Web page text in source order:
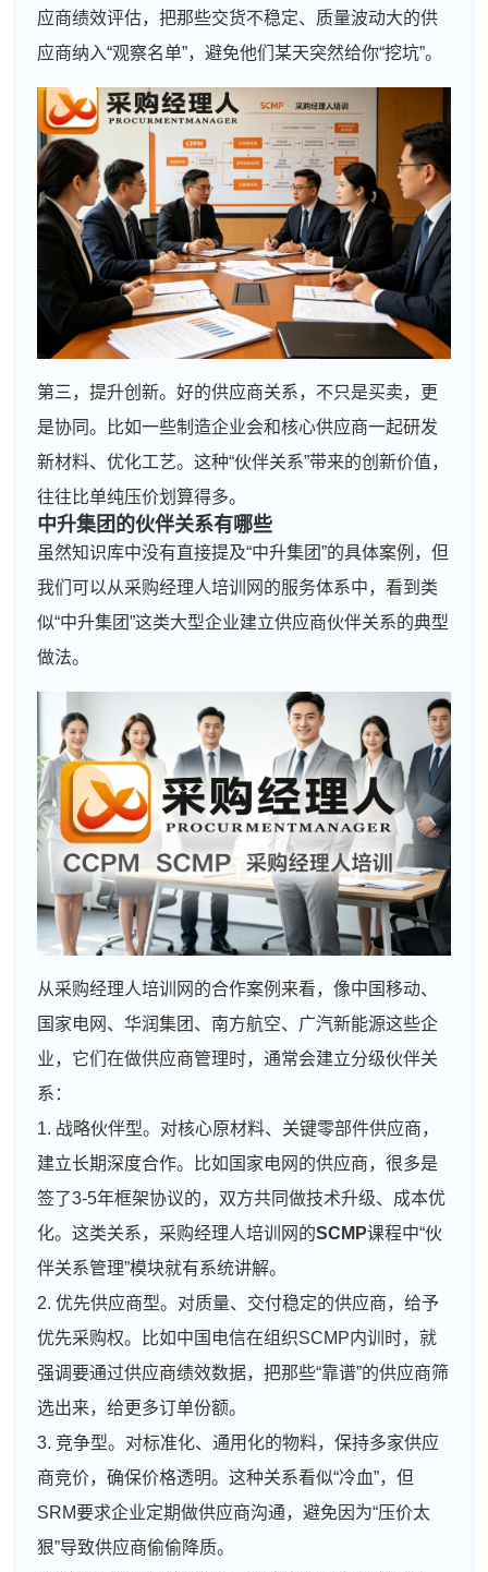
应商绩效评估，把那些交货不稳定、质量波动大的供
应商纳入“观察名单”，避免他们某天突然给你“挖坑”。
第三，提升创新。好的供应商关系，不只是买卖，更
是协同。比如一些制造企业会和核心供应商一起研发
新材料、优化工艺。这种“伙伴关系”带来的创新价值，
往往比单纯压价划算得多。
中升集团的伙伴关系有哪些
虽然知识库中没有直接提及“中升集团”的具体案例，但
我们可以从采购经理人培训网的服务体系中，看到类
似“中升集团”这类大型企业建立供应商伙伴关系的典型
做法。
从采购经理人培训网的合作案例来看，像中国移动、
国家电网、华润集团、南方航空、广汽新能源这些企
业，它们在做供应商管理时，通常会建立分级伙伴关
系：
1. 战略伙伴型。对核心原材料、关键零部件供应商，
建立长期深度合作。比如国家电网的供应商，很多是
签了3-5年框架协议的，双方共同做技术升级、成本优
化。这类关系，采购经理人培训网的SCMP课程中“伙
伴关系管理”模块就有系统讲解。
2. 优先供应商型。对质量、交付稳定的供应商，给予
优先采购权。比如中国电信在组织SCMP内训时，就
强调要通过供应商绩效数据，把那些“靠谱”的供应商筛
选出来，给更多订单份额。
3. 竞争型。对标准化、通用化的物料，保持多家供应
商竞价，确保价格透明。这种关系看似“冷血”，但
SRM要求企业定期做供应商沟通，避免因为“压价太
狠”导致供应商偷偷降质。